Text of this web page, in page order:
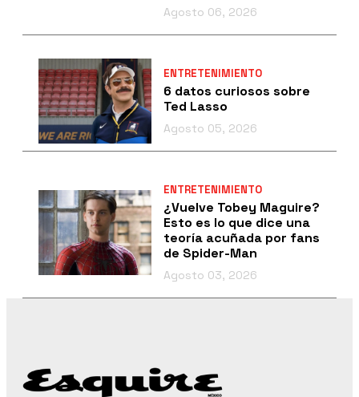
Agosto 06, 2026
ENTRETENIMIENTO
6 datos curiosos sobre
Ted Lasso
Agosto 05, 2026
ENTRETENIMIENTO
¿Vuelve Tobey Maguire?
Esto es lo que dice una
teoría acuñada por fans
de Spider-Man
Agosto 03, 2026